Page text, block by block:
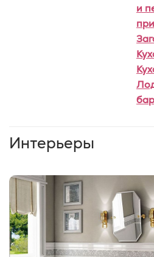
и
Интерьеры